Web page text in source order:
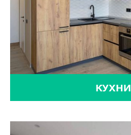
КУХНИ